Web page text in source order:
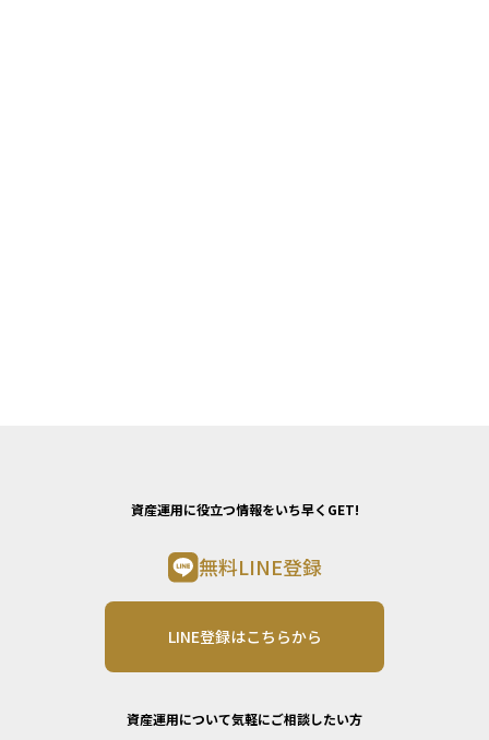
資産運用に役立つ情報をいち早くGET!
無料LINE登録
LINE登録はこちらから
資産運用について気軽にご相談したい方